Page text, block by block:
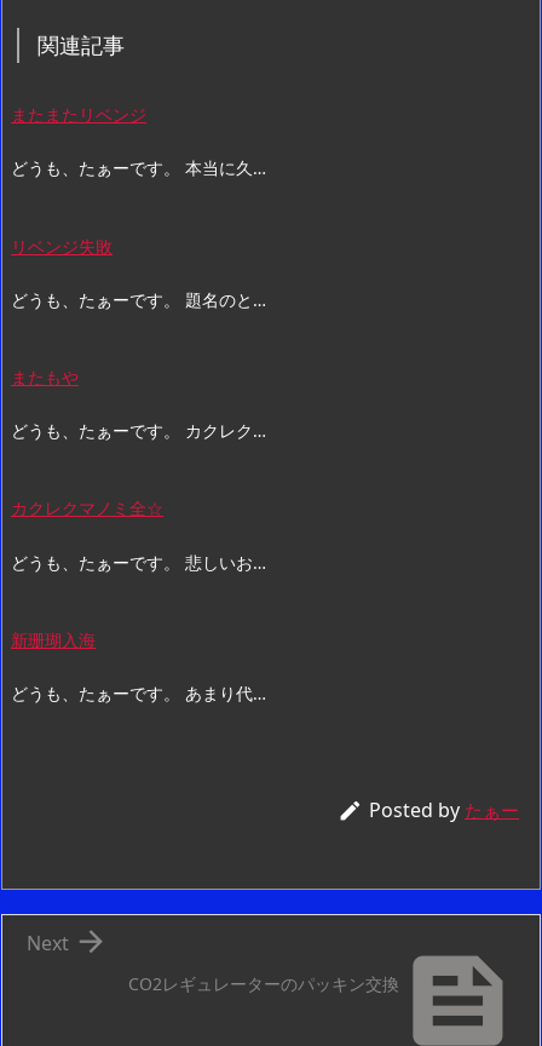
関連記事
またまたリベンジ
どうも、たぁーです。 本当に久…
リベンジ失敗
どうも、たぁーです。 題名のと…
またもや
どうも、たぁーです。 カクレク…
カクレクマノミ全☆
どうも、たぁーです。 悲しいお…
新珊瑚入海
どうも、たぁーです。 あまり代…
 Posted by たぁー

CO2レギュレーターのパッキン交換

Next